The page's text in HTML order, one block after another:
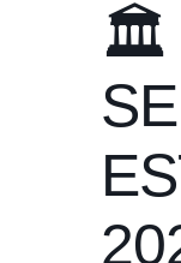
🏛️